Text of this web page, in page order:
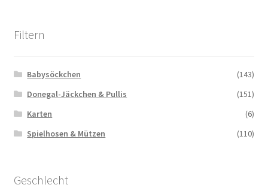
Filtern
Babysöckchen
(143)
Donegal-Jäckchen & Pullis
(151)
Karten
(6)
Spielhosen & Mützen
(110)
Geschlecht